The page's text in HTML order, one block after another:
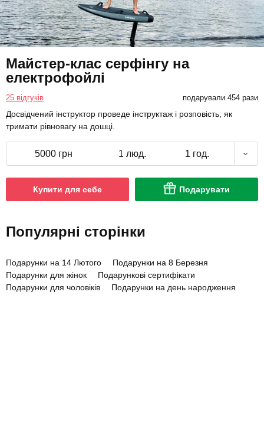
Майстер-клас серфінгу на
електрофойлі
25 відгуків подарували 454 рази
Досвідчений інструктор проведе інструктаж і розповість, як
тримати рівновагу на дошці.
5000 грн 1 люд. 1 год.
Купити для себе Подарувати
Популярні сторінки
Подарунки на 14 Лютого
Подарунки на 8 Березня
Подарунки для жінок
Подарункові сертифікати
Подарунки для чоловіків
Подарунки на день народження